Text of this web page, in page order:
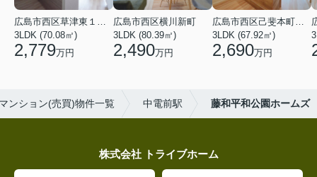
3LDK (70.08㎡)
2,779万円
広島市西区横川新町
3LDK (80.39㎡)
2,490万円
3LDK (67.92㎡)
2,690万円
ンション(売買)物件一覧 中電前駅 藤和平和公園ホームズ
株式会社 トライブホーム